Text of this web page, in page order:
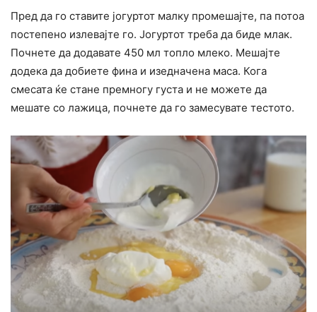
Пред да го ставите јогуртот малку промешајте, па потоа
постепено излевајте го. Јогуртот треба да биде млак.
Почнете да додавате 450 мл топло млеко. Мешајте
додека да добиете фина и изедначена маса. Кога
смесата ќе стане премногу густа и не можете да
мешате со лажица, почнете да го замесувате тестото.